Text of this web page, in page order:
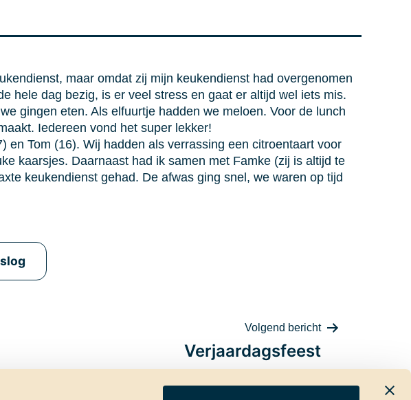
maar omdat zij mijn keukendienst had overgenomen
hele dag bezig, is er veel stress en gaat er altijd wel iets mis.
gingen eten. Als elfuurtje hadden we meloen. Voor de lunch
Iedereen vond het super lekker!
Tom (16). Wij hadden als verrassing een citroentaart voor
kaarsjes. Daarnaast had ik samen met Famke (zij is altijd te
keukendienst gehad. De afwas ging snel, we waren op tijd
Volgend bericht
Verjaardagsfeest